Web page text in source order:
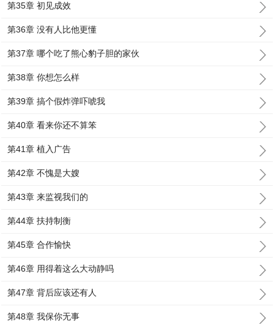
第35章 初见成效
第36章 没有人比他更懂
第37章 哪个吃了熊心豹子胆的家伙
第38章 你想怎么样
第39章 搞个假炸弹吓唬我
第40章 看来你还不算笨
第41章 植入广告
第42章 不愧是大嫂
第43章 来监视我们的
第44章 扶持制衡
第45章 合作愉快
第46章 用得着这么大动静吗
第47章 背后应该还有人
第48章 我保你无事